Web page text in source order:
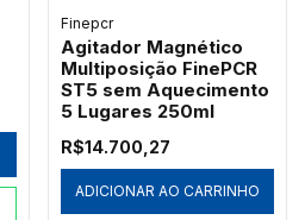
Finepcr
Agitador Magnético
Multiposição FinePCR
ST5 sem Aquecimento
5 Lugares 250ml
R$14.700,27
ADICIONAR AO CARRINHO